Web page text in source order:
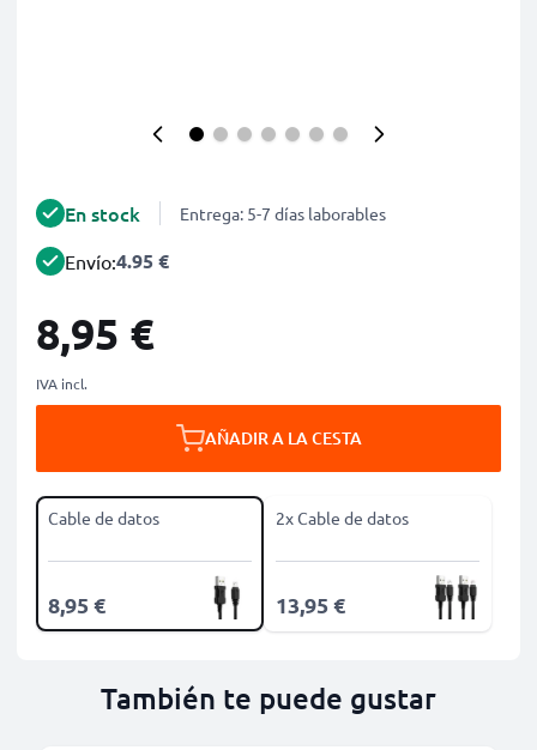
En stock Entrega: 5-7 días laborables
Envío:4.95 €
8,95 €
IVA incl.
AÑADIR A LA CESTA
Cable de datos
8,95 €
2x Cable de datos
13,95 €
También te puede gustar